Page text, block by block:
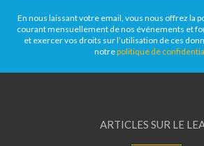
En nous laissant votre email, vous nous offrez la
courant mensuellement de nos événements et
et exercer vos droits sur l’utilisation de ces
notrepolitique de
ARTICLES SUR LE